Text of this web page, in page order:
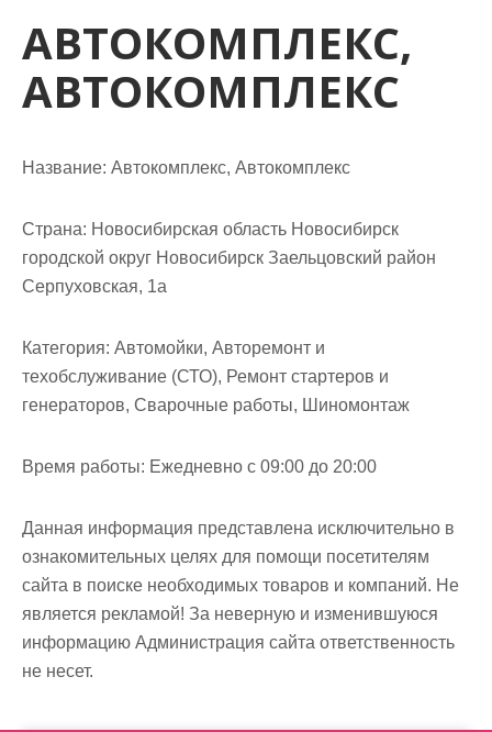
АВТОКОМПЛЕКС,
АВТОКОМПЛЕКС
Название: Автокомплекс, Автокомплекс
Страна: Новосибирская область Новосибирск
городской округ Новосибирск Заельцовский район
Серпуховская, 1а
Категория: Автомойки, Авторемонт и
техобслуживание (СТО), Ремонт стартеров и
генераторов, Сварочные работы, Шиномонтаж
Время работы: Ежедневно с 09:00 до 20:00
Данная информация представлена исключительно в
ознакомительных целях для помощи посетителям
сайта в поиске необходимых товаров и компаний. Не
является рекламой! За неверную и изменившуюся
информацию Администрация сайта ответственность
не несет.